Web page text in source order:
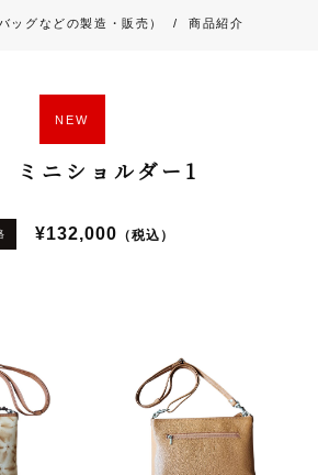
ッグなどの製造・販売） / 商品紹介
NEW
ニショルダー1
¥132,000 （税込）